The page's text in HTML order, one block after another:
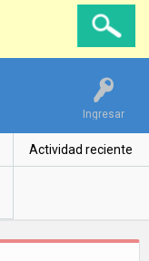
Ingresar
Actividad reciente